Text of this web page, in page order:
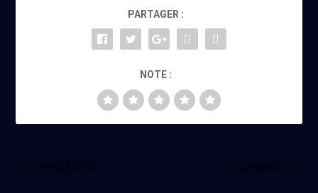
PARTAGER :
NOTE :